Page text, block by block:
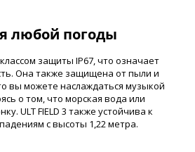
любой погоды
классом защиты IP67, что означает
Она также защищена от пыли и
вы можете наслаждаться музыкой
о том, что морская вода или
ULT FIELD 3 также устойчива к
с высоты 1,22 метра.